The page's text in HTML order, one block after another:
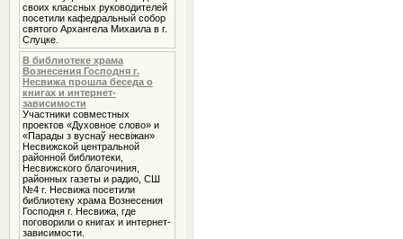
своих классных руководителей
посетили кафедральный собор
святого Архангела Михаила в г.
Слуцке.
В библиотеке храма
Вознесения Господня г.
Несвижа прошла беседа о
книгах и интернет-
зависимости
Участники совместных
проектов «Духовное слово» и
«Парады з вуснаў несвіжан»
Несвижской центральной
районной библиотеки,
Несвижского благочиния,
районных газеты и радио, СШ
№4 г. Несвижа посетили
библиотеку храма Вознесения
Господня г. Несвижа, где
поговорили о книгах и интернет-
зависимости.